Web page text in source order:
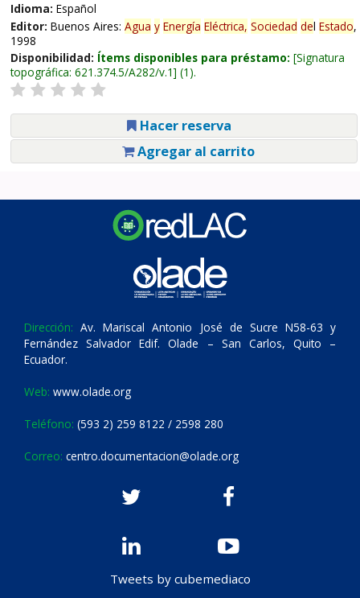
Idioma: Español
Editor: Buenos Aires: Agua y Energía Eléctrica, Sociedad del Estado,
1998
Disponibilidad: Ítems disponibles para préstamo: Signatura
topográfica: 621.374.5/A282/v.1 (1).
Hacer reserva
Agregar al carrito
Dirección: Av. Mariscal Antonio José de Sucre N58-63 y
Fernández Salvador Edif. Olade – San Carlos, Quito –
Ecuador.
Web: www.olade.org
Teléfono: (593 2) 259 8122 / 2598 280
Correo: centro.documentacion@olade.org
Tweets by cubemediaco